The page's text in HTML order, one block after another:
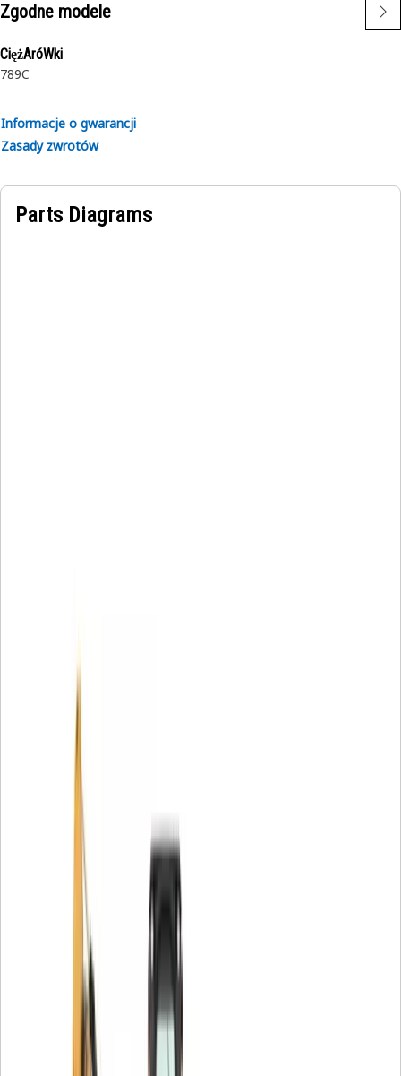
Zgodne modele
CiężAróWki
789C
Informacje o gwarancji
Zasady zwrotów
Parts Diagrams